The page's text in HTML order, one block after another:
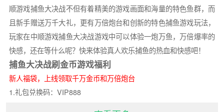
顺游戏捕鱼大决战不但有着精美的游戏画面和海量的特色鱼群，而
且新手赠送万千大礼，更有万倍炮台和创新的特色捕鱼游戏玩法，
玩家在中顺游戏捕鱼大决战游戏中可以体验一炮万鱼，万倍爆率的
快感，还在等什么呢？快来体验真人欢乐捕鱼的热血和快感吧！
捕鱼大决战刷金币游戏福利
新人福袋，上线领取千万金币和万倍炮台
1.礼包兑换码：VIP888